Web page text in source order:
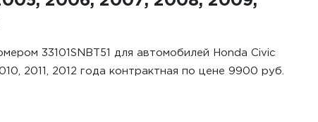
33101SNBT51 для автомобилей Honda Civic
2011, 2012 года контрактная по цене 9900 руб.